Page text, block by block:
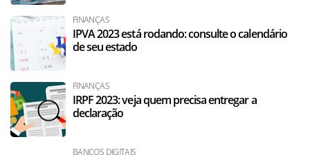
FINANÇAS
IPVA 2023 está rodando: consulte o calendário
de seu estado
FINANÇAS
IRPF 2023: veja quem precisa entregar a
declaração
BANCOS DIGITAIS